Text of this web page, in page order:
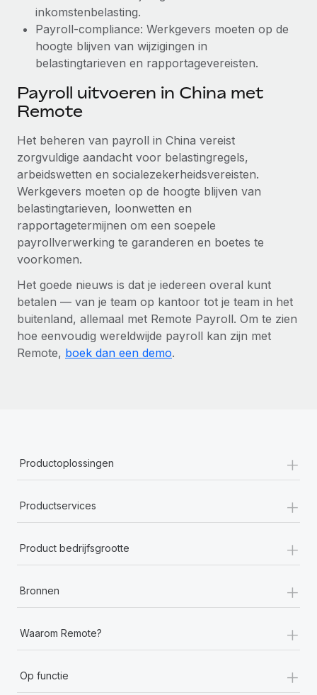
inkomstenbelasting.
Payroll-compliance: Werkgevers moeten op de
hoogte blijven van wijzigingen in
belastingtarieven en rapportagevereisten.
Payroll uitvoeren in China met
Remote
Het beheren van payroll in China vereist
zorgvuldige aandacht voor belastingregels,
arbeidswetten en socialezekerheidsvereisten.
Werkgevers moeten op de hoogte blijven van
belastingtarieven, loonwetten en
rapportagetermijnen om een soepele
payrollverwerking te garanderen en boetes te
voorkomen.
Het goede nieuws is dat je iedereen overal kunt
betalen — van je team op kantoor tot je team in het
buitenland, allemaal met Remote Payroll. Om te zien
hoe eenvoudig wereldwijde payroll kan zijn met
Remote, boek dan een demo.
Productoplossingen +
Productservices +
Product bedrijfsgrootte +
Bronnen +
Waarom Remote? +
Op functie +